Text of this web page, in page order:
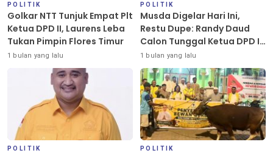
POLITIK
Golkar NTT Tunjuk Empat Plt
Ketua DPD II, Laurens Leba
Tukan Pimpin Flores Timur
1 bulan yang lalu
POLITIK
Musda Digelar Hari Ini,
Restu Dupe: Randy Daud
Calon Tunggal Ketua DPD II
Golkar Kota Kupang
1 bulan yang lalu
POLITIK POLITIK